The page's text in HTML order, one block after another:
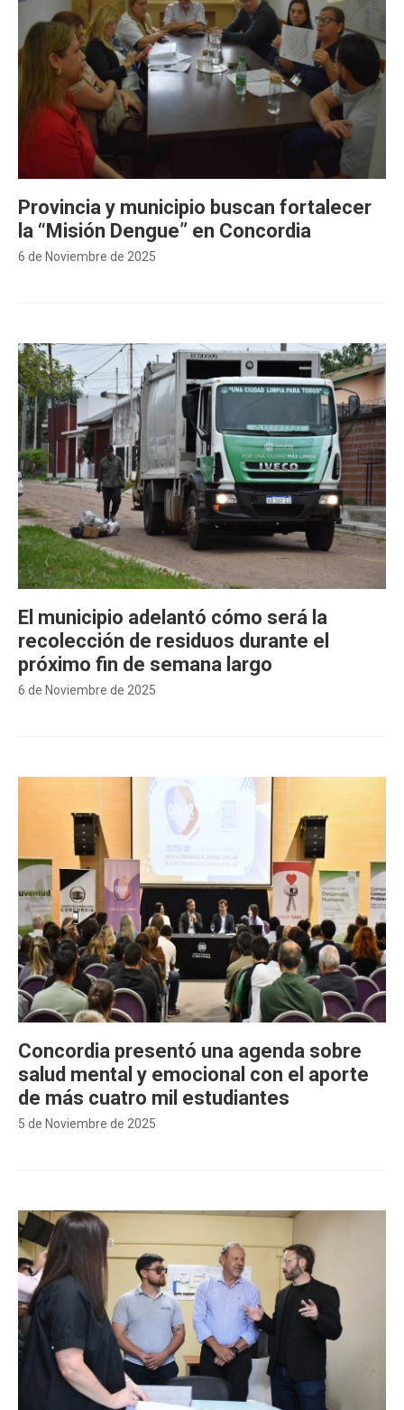
6 de Noviembre de 2025
Provincia y municipio buscan fortalecer
la “Misión Dengue” en Concordia
6 de Noviembre de 2025
El municipio adelantó cómo será la
recolección de residuos durante el
próximo fin de semana largo
5 de Noviembre de 2025
Concordia presentó una agenda sobre
salud mental y emocional con el aporte
de más cuatro mil estudiantes